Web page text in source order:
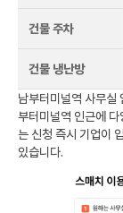
건물 주차
건물 냉난방
남부터미널역 사무실
부터미널역 인근에
는 신청 즉시 기업이
있습니다.